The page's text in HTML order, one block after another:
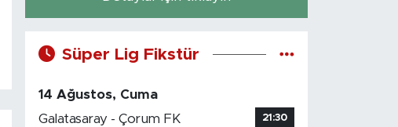
Süper Lig Fikstür
14 Ağustos, Cuma
Galatasaray - Çorum FK
21:30